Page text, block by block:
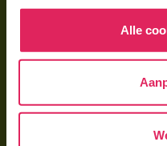
Alle
Trainingen & cursussen
Gastouder worden
Wat verdient een